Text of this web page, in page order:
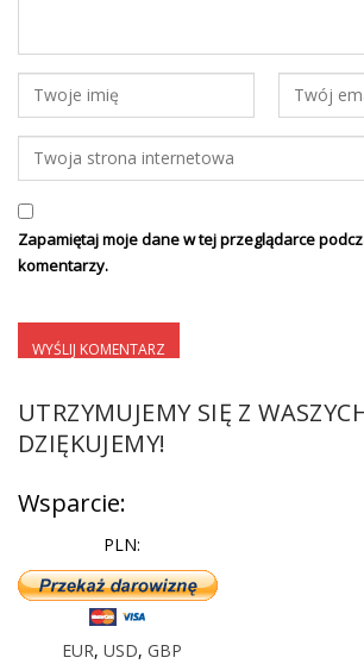
Zapamiętaj moje dane w tej przeglądarce
komentarzy.
UTRZYMUJEMY SIĘ Z
DZIĘKUJEMY!
Wsparcie:
PLN:
EUR, USD, GBP